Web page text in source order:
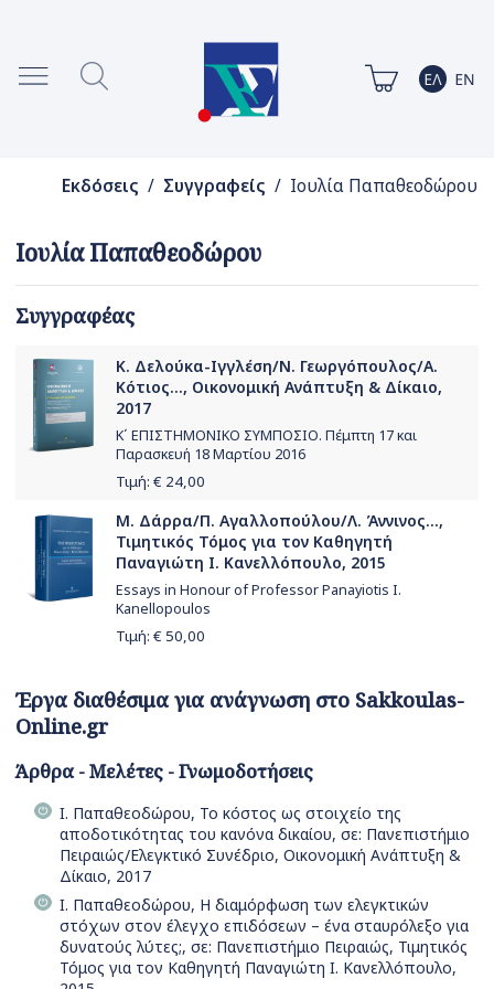
Εκδόσεις / Συγγραφείς / Ιουλία Παπαθεοδώρου
Ιουλία Παπαθεοδώρου
Συγγραφέας
Κ. Δελούκα-Ιγγλέση/Ν. Γεωργόπουλος/Α.
Κότιος..., Οικονομική Ανάπτυξη & Δίκαιο,
2017
Κ΄ ΕΠΙΣΤΗΜΟΝΙΚΟ ΣΥΜΠΟΣΙΟ. Πέμπτη 17 και
Παρασκευή 18 Μαρτίου 2016
Τιμή: € 24,00
Μ. Δάρρα/Π. Αγαλλοπούλου/Λ. Άννινος...,
Τιμητικός Τόμος για τον Καθηγητή
Παναγιώτη Ι. Κανελλόπουλο, 2015
Essays in Honour of Professor Panayiotis I.
Kanellopoulos
Τιμή: € 50,00
Έργα διαθέσιμα για ανάγνωση στο Sakkoulas-
Online.gr
Άρθρα - Μελέτες - Γνωμοδοτήσεις
Ι. Παπαθεοδώρου, Το κόστος ως στοιχείο της
αποδοτικότητας του κανόνα δικαίου, σε: Πανεπιστήμιο
Πειραιώς/Ελεγκτικό Συνέδριο, Οικονομική Ανάπτυξη &
Δίκαιο, 2017
Ι. Παπαθεοδώρου, Η διαμόρφωση των ελεγκτικών
στόχων στον έλεγχο επιδόσεων – ένα σταυρόλεξο για
δυνατούς λύτες;, σε: Πανεπιστήμιο Πειραιώς, Τιμητικός
Τόμος για τον Καθηγητή Παναγιώτη Ι. Κανελλόπουλο,